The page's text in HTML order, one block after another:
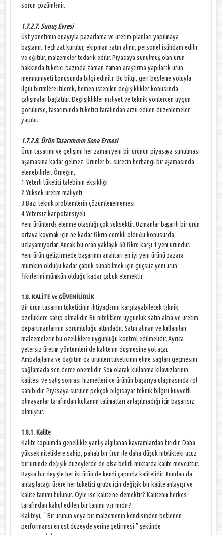
sorun çözümlenir.
1.7.2.7. Sunuş Evresi
Üst yönetimin onayıyla pazarlama ve üretim planları yapılmaya
başlanır. Teçhizat kurulur, ekipman satın alınır, personel istihdam edilir
ve eğitilir, malzemeler tedarik edilir. Piyasaya sunulmuş olan ürün
hakkında tüketici bazında zaman zaman araştırma yapılarak ürün
memnuniyeti konusunda bilgi edinilir. Bu bilgi, geri besleme yoluyla
ilgili birimlere itilerek, hemen istenilen değişiklikler konusunda
çalışmalar başlatılır. Değişiklikler maliyet ve teknik yönlerden uygun
görülürse, tasarımında tüketici tarafından arzu edilen düzenlemeler
yapılır.
1.7.2.8. Ürün Tasarımının Sona Ermesi
Ürün tasarımı ve gelişimi her zaman yeni bir ürünün piyasaya sunulması
aşamasına kadar gelmez. Ürünler bu sürecin herhangi bir aşamasında
elenebilirler. Örneğin,
1.Yeterli tüketici talebinin eksikliği
2.Yüksek üretim maliyeti
3.Bazı teknik problemlerin çözümlenememesi
4.Yetersiz kar potansiyeli
Yeni ürünlerde elenme olasılığı çok yüksektir. Uzmanlar başarılı bir ürün
ortaya koymak için ne kadar fikrin gerekli olduğu konusunda
uzlaşamıyorlar. Ancak bu oran yaklaşık 60 fikre karşı 1 yeni üründür.
Yeni ürün geliştirmede başarının anahtarı en iyi yeni ürünü pazara
mümkün olduğu kadar çabuk sunabilmek için güçsüz yeni ürün
fikirlerini mümkün olduğu kadar çabuk elemektir.
1.8. KALİTE ve GÜVENİLİRLİK
Bir ürün tasarımı tüketicinin ihtiyaçlarını karşılayabilecek teknik
özelliklere sahip olmalıdır. Bu niteliklere uygunluk satın alma ve üretim
departmanlarının sorumluluğu altındadır. Satın alınan ve kullanılan
malzemelerin bu özelliklere uygunluğu kontrol edilmelidir. Ayrıca
yetersiz üretim yöntemleri de kalitenin düşmesine yol açar.
Ambalajlama ve dağıtım da ürünleri tüketicinin eline sağlam geçmesini
sağlamada son derce önemlidir. Son olarak kullanma kılavuzlarının
kalitesi ve satış sonrası hizmetleri de ürünün başarıya ulaşmasında rol
sahibidir. Piyasaya sürülen pekçok bilgisayar teknik bilgisi kuvvetli
olmayanlar tarafından kullanım talimatları anlaşılmadığı için başarısız
olmuştur.
1.8.1. Kalite
Kalite toplumda genellikle yanlış algılanan kavramlardan biridir. Daha
yüksek niteliklere sahip, pahalı bir ürün ile daha düşük nitelikteki ucuz
bir üründe değişik düzeylerde de olsa belirli miktarda kalite mevcuttur.
Başka bir deyişle her iki ürün de kendi çapında kalitelidir. Bundan da
anlaşılacağı üzere her tüketici grubu için değişik bir kalite anlayışı ve
kalite tanımı bulunur. Öyle ise kalite ne demektir? Kalitenin herkes
tarafından kabul edilen bir tanımı var mıdır?
Kaliteyi, “ Bir ürünün veya bir malzemenin kendisinden beklenen
performansı en üst düzeyde yerine getirmesi ” şeklinde